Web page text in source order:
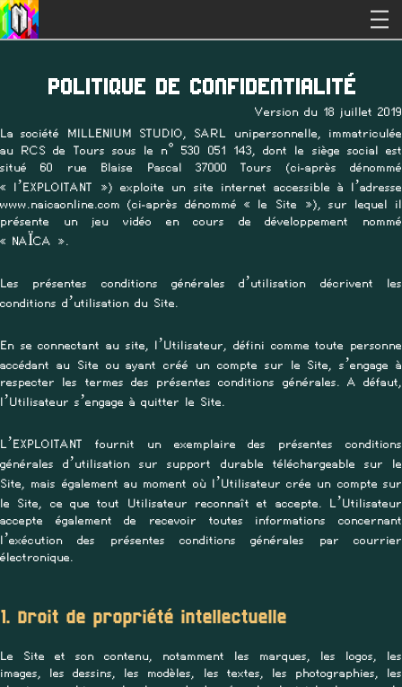
POLITIQUE DE CONFIDENTIALITÉ
Version du 18 juillet 2019
La société MILLENIUM STUDIO, SARL unipersonnelle, immatriculée
au RCS de Tours sous le n° 530 051 143, dont le siège social est
situé 60 rue Blaise Pascal 37000 Tours (ci-après dénommé
« l’EXPLOITANT ») exploite un site internet accessible à l’adresse
www.naicaonline.com (ci-après dénommé « le Site »), sur lequel il
présente un jeu vidéo en cours de développement nommé
« NAÏCA ».
Les présentes conditions générales d’utilisation décrivent les
conditions d’utilisation du Site.
En se connectant au site, l’Utilisateur, défini comme toute personne
accédant au Site ou ayant créé un compte sur le Site, s’engage à
respecter les termes des présentes conditions générales. A défaut,
l’Utilisateur s’engage à quitter le Site.
L’EXPLOITANT fournit un exemplaire des présentes conditions
générales d’utilisation sur support durable téléchargeable sur le
Site, mais également au moment où l’Utilisateur crée un compte sur
le Site, ce que tout Utilisateur reconnaît et accepte. L’Utilisateur
accepte également de recevoir toutes informations concernant
l’exécution des présentes conditions générales par courrier
électronique.
1. Droit de propriété intellectuelle
Le Site et son contenu, notamment les marques, les logos, les
images, les dessins, les modèles, les textes, les photographies, les